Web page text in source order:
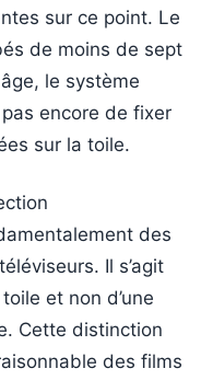
sur ce point. Le
de moins de sept
le système
encore de fixer
sur la toile.
des
Il s’agit
et non d’une
Cette distinction
des films